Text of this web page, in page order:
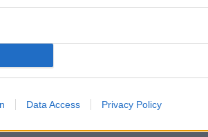
Data Access Privacy Policy
αποτελεί μια συχνή νόσο
λοιμώξεις σε
υπάρχει διαθέσιμο εμβόλιο
από την Ευλογιά.